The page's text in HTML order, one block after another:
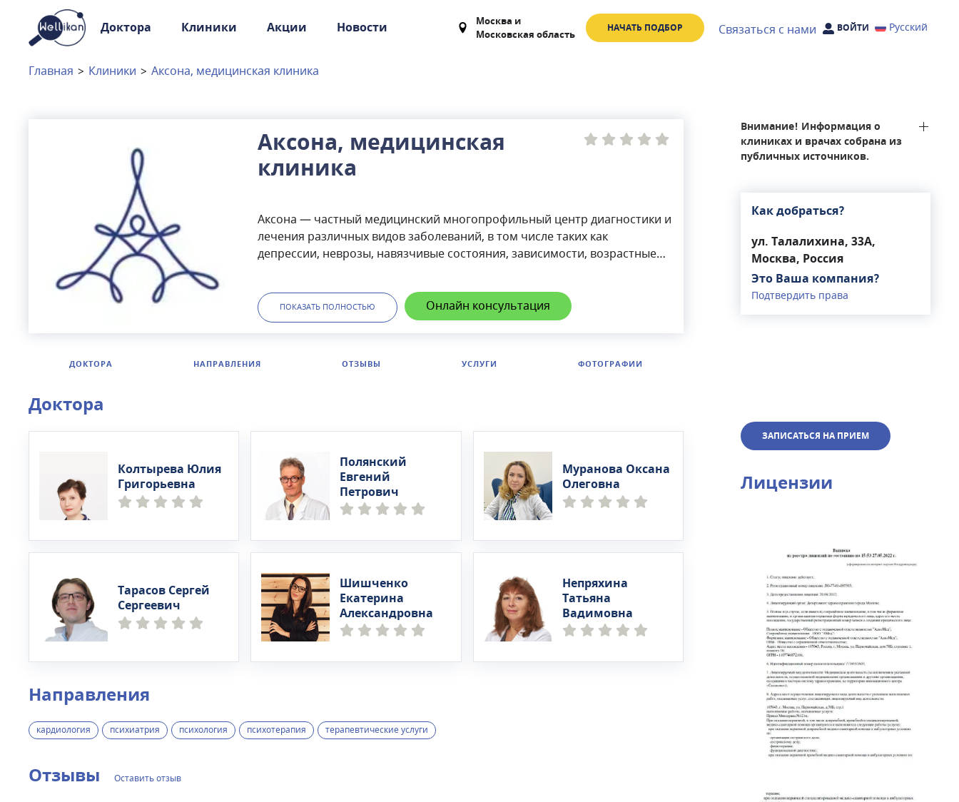
Доктора Клиники Акции Новости Москва и
Московская область
НАЧАТЬ ПОДБОР Связаться с нами ВОЙТИ Русский
Доктора
Клиники
Московская область
Главная > Клиники > Аксона, медицинская клиника
Аксона, медицинская
клиника
Аксона — частный медицинский многопрофильный центр диагностики и
лечения различных видов заболеваний, в том числе таких как
депрессии, неврозы, навязчивые состояния, зависимости, возрастные
Москва, в пешей доступности от станции метро Волгоградский
проспект.В клинике работают высококвалифицированные
специалисты — терапевты, кардиологи, психиатры, неврологи,
ПОКАЗАТЬ ПОЛНОСТЬЮ Онлайн консультация
ДОКТОРА НАПРАВЛЕНИЯ ОТЗЫВЫ УСЛУГИ ФОТОГРАФИИ
Доктора
Колтырева Юлия
Григорьевна
Полянский
Евгений
Петрович
Муранова Оксана
Олеговна
Тарасов Сергей
Сергеевич
Шишченко
Екатерина
Александровна
Непряхина
Татьяна
Вадимовна
Направления
кардиология психиатрия психология психотерапия терапевтические услуги
Отзывы Оставить отзыв
Внимание! Информация о
клиниках и врачах собрана из
публичных источников.
Как добраться?
ул. Талалихина, 33А,
Москва, Россия
Это Ваша компания?
Подтвердить права
ЗАПИСАТЬСЯ НА ПРИЕМ
Лицензии